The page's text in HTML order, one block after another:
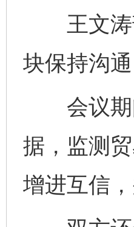
王文涛
块保持沟
会议期
据，监测
增进互信